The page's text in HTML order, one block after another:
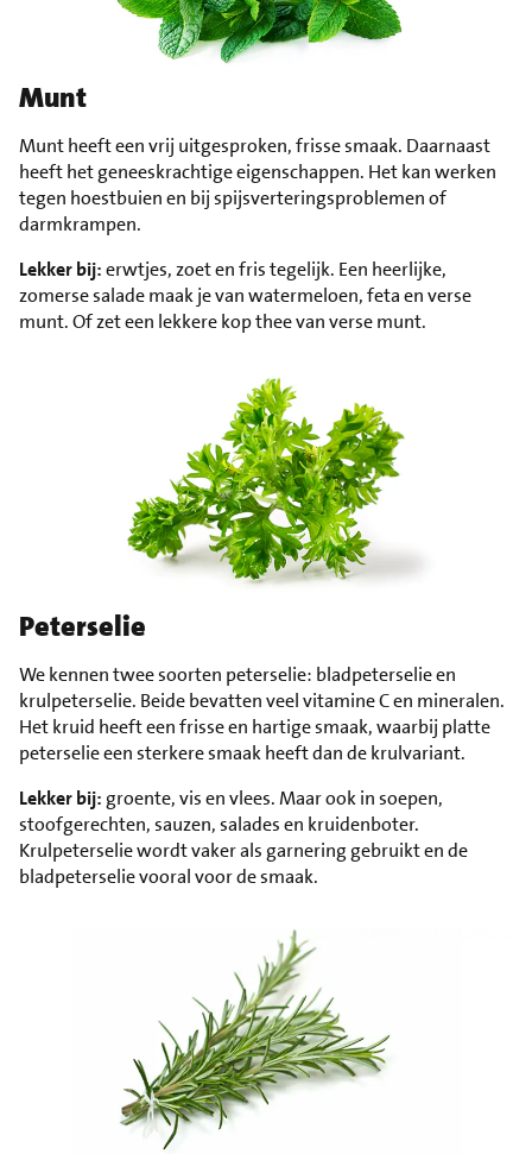
Munt
Munt heeft een vrij uitgesproken, frisse smaak. Daarnaast
heeft het geneeskrachtige eigenschappen. Het kan werken
tegen hoestbuien en bij spijsverteringsproblemen of
darmkrampen.
Lekker bij:erwtjes, zoet en fris tegelijk. Een heerlijke,
zomerse salade maak je van watermeloen, feta en verse
munt. Of zet een lekkere kop thee van verse munt.
Peterselie
We kennen twee soorten peterselie: bladpeterselie en
krulpeterselie. Beide bevatten veel vitamine C en mineralen.
Het kruid heeft een frisse en hartige smaak, waarbij platte
peterselie een sterkere smaak heeft dan de krulvariant.
Lekker bij: groente, vis en vlees. Maar ook in soepen,
stoofgerechten, sauzen, salades en kruidenboter.
Krulpeterselie wordt vaker als garnering gebruikt en de
bladpeterselie vooral voor de smaak.